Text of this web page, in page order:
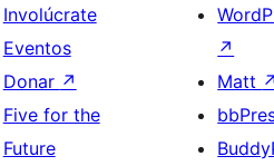
Involúcrate
Eventos
Donar ↗
Five for the
Future
↗
Matt ↗